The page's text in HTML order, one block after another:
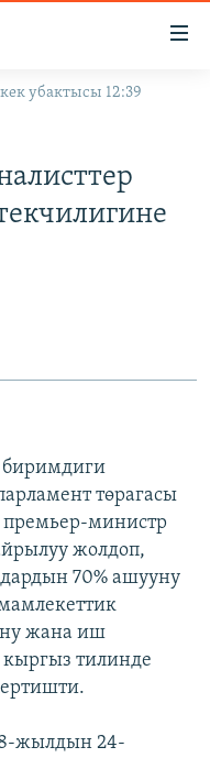
убактысы 12:39
биримдиги
төрагасы
премьер-министр
жолдоп,
70% ашууну
жана иш
кыргыз тилинде
жылдын 24-